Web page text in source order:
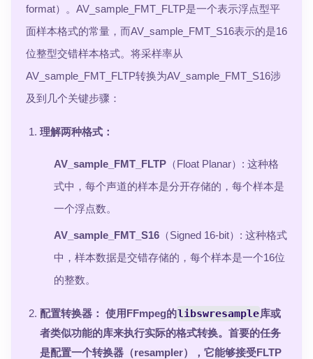
format）。AV_sample_FMT_FLTP是一个表示浮点型平
面样本格式的常量，而AV_sample_FMT_S16表示的是16
位整型交错样本格式。将采样率从
AV_sample_FMT_FLTP转换为AV_sample_FMT_S16涉
及到几个关键步骤：
理解两种格式 ：
AV_sample_FMT_FLTP （Float Planar）: 这种格
式中，每个声道的样本是分开存储的，每个样本是
一个浮点数。
AV_sample_FMT_S16 （Signed 16-bit）: 这种格式
中，样本数据是交错存储的，每个样本是一个16位
的整数。
配置转换器 ： 使用FFmpeg的libswresample库或
者类似功能的库来执行实际的格式转换。首要的任务
是配置一个转换器（resampler），它能够接受FLTP